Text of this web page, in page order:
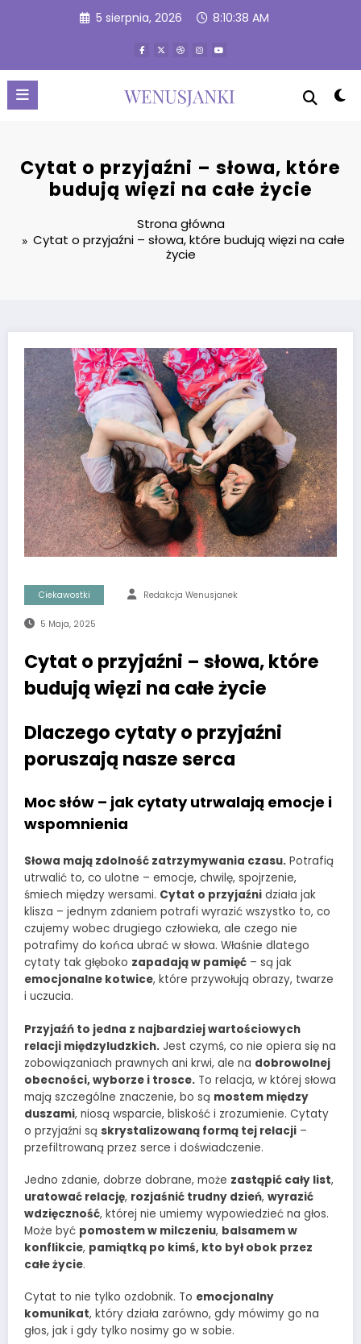
5 sierpnia, 2026 8:10:39 AM
Cytat o przyjaźni – słowa, które
budują więzi na całe życie
Strona główna
Cytat o przyjaźni – słowa, które budują więzi na całe
życie
Ciekawostki Redakcja Wenusjanek
5 Maja, 2025
Cytat o przyjaźni – słowa, które
budują więzi na całe życie
Dlaczego cytaty o przyjaźni
poruszają nasze serca
Moc słów – jak cytaty utrwalają emocje i
wspomnienia
Słowa mają zdolność zatrzymywania czasu. Potrafią
utrwalić to, co ulotne – emocje, chwilę, spojrzenie,
śmiech między wersami. Cytat o przyjaźni działa jak
klisza – jednym zdaniem potrafi wyrazić wszystko to, co
czujemy wobec drugiego człowieka, ale czego nie
potrafimy do końca ubrać w słowa. Właśnie dlatego
cytaty tak głęboko zapadają w pamięć – są jak
emocjonalne kotwice, które przywołują obrazy, twarze
i uczucia.
Przyjaźń to jedna z najbardziej wartościowych
relacji międzyludzkich. Jest czymś, co nie opiera się na
zobowiązaniach prawnych ani krwi, ale na dobrowolnej
obecności, wyborze i trosce. To relacja, w której słowa
mają szczególne znaczenie, bo są mostem między
duszami, niosą wsparcie, bliskość i zrozumienie. Cytaty
o przyjaźni są skrystalizowaną formą tej relacji –
przefiltrowaną przez serce i doświadczenie.
Jedno zdanie, dobrze dobrane, może zastąpić cały list,
uratować relację, rozjaśnić trudny dzień, wyrazić
wdzięczność, której nie umiemy wypowiedzieć na głos.
Może być pomostem w milczeniu, balsamem w
konflikcie, pamiątką po kimś, kto był obok przez
całe życie.
Cytat to nie tylko ozdobnik. To emocjonalny
komunikat, który działa zarówno, gdy mówimy go na
głos, jak i gdy tylko nosimy go w sobie.